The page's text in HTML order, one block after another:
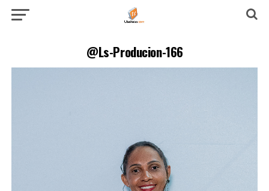
@Ls-Producion-166